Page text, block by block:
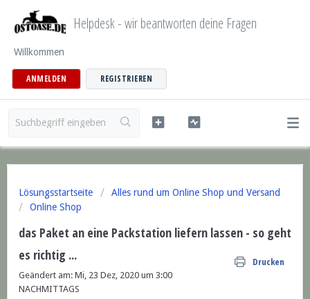
Helpdesk - wir beantworten deine Fragen
Willkommen
ANMELDEN REGISTRIEREN
Lösungsstartseite
Alles rund um Online Shop und Versand
Online Shop
das Paket an eine Packstation liefern lassen - so geht
es richtig ...
Drucken
Geändert am: Mi, 23 Dez, 2020 um 3:00
NACHMITTAGS